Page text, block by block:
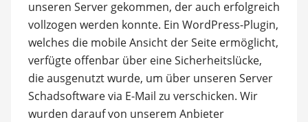
unseren Server gekommen, der auch erfolgreich
vollzogen werden konnte. Ein WordPress-Plugin,
welches die mobile Ansicht der Seite ermöglicht,
verfügte offenbar über eine Sicherheitslücke,
die ausgenutzt wurde, um über unseren Server
Schadsoftware via E-Mail zu verschicken. Wir
wurden darauf von unserem Anbieter